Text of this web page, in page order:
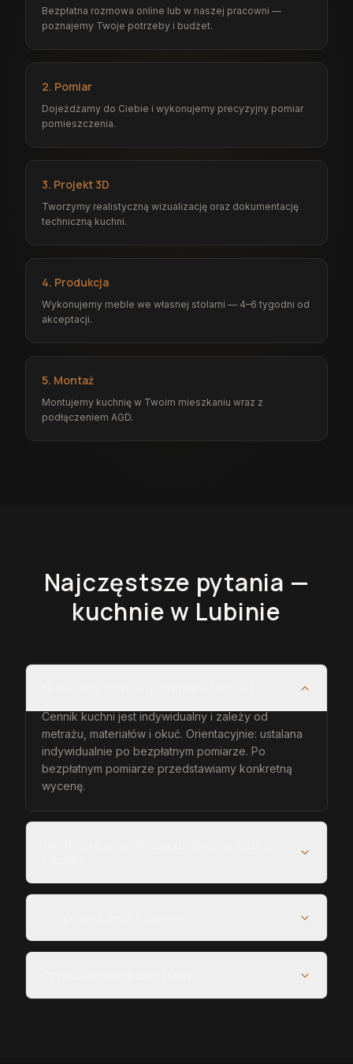
Bezpłatna rozmowa online lub w naszej pracowni —
poznajemy Twoje potrzeby i budżet.
2. Pomiar
Dojeżdżamy do Ciebie i wykonujemy precyzyjny pomiar
pomieszczenia.
3. Projekt 3D
Tworzymy realistyczną wizualizację oraz dokumentację
techniczną kuchni.
4. Produkcja
Wykonujemy meble we własnej stolarni — 4–6 tygodni od
akceptacji.
5. Montaż
Montujemy kuchnię w Twoim mieszkaniu wraz z
podłączeniem AGD.
Najczęstsze pytania —
kuchniew Lubinie
Cennik kuchni jest indywidualny i zależy od
metrażu, materiałów i okuć. Orientacyjnie: ustalana
indywidualnie po bezpłatnym pomiarze. Po
bezpłatnym pomiarze przedstawiamy konkretną
wycenę.